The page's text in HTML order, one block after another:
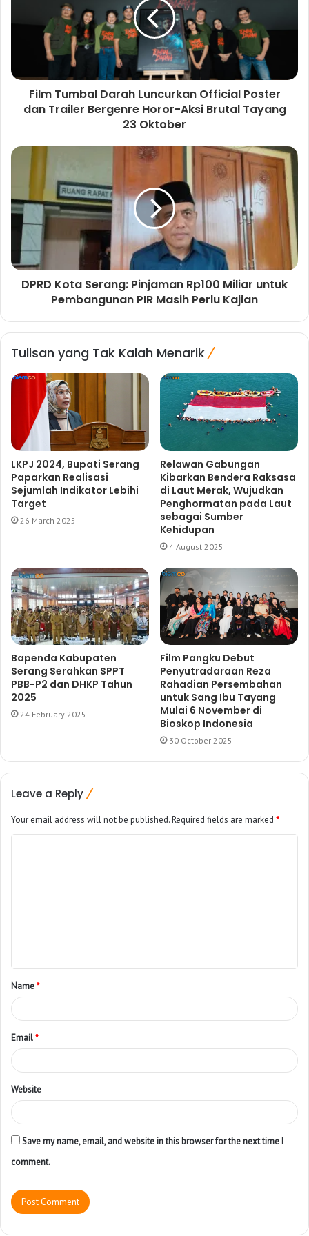
e
Film Tumbal Darah Luncurkan Official Poster
dan Trailer Bergenre Horor-Aksi Brutal Tayang
23 Oktober
DPRD Kota Serang: Pinjaman Rp100 Miliar untuk
Pembangunan PIR Masih Perlu Kajian
Tulisan yang Tak Kalah Menarik
LKPJ 2024, Bupati Serang
Paparkan Realisasi
Sejumlah Indikator Lebihi
Target
26 March 2025
Relawan Gabungan
Kibarkan Bendera Raksasa
di Laut Merak, Wujudkan
Penghormatan pada Laut
sebagai Sumber
Kehidupan
4 August 2025
Bapenda Kabupaten
Serang Serahkan SPPT
PBB-P2 dan DHKP Tahun
2025
24 February 2025
Film Pangku Debut
Penyutradaraan Reza
Rahadian Persembahan
untuk Sang Ibu Tayang
Mulai 6 November di
Bioskop Indonesia
30 October 2025
Leave a Reply
Your email address will not be published.Required fields are marked *
Name*
Email*
Website
Save my name, email, and website in this browser for the next time I
comment.